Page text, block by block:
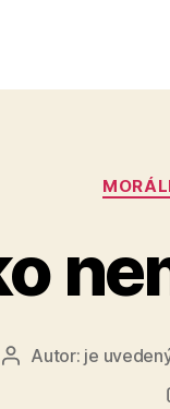
AutorAutor: je